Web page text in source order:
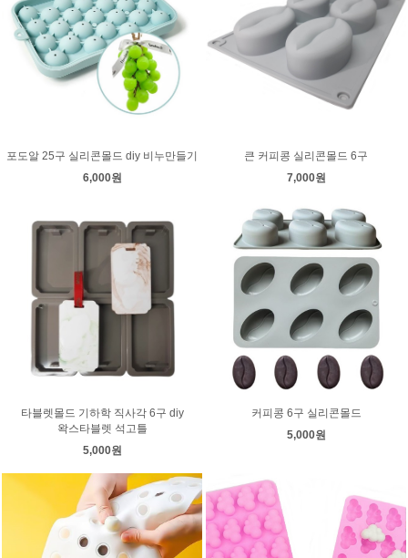
포도알 25구 실리콘몰드 diy 비누만들기
6,000원
큰 커피콩 실리콘몰드 6구
7,000원
타블렛몰드 기하학 직사각 6구 diy
왁스타블렛 석고틀
5,000원
커피콩 6구 실리콘몰드
5,000원